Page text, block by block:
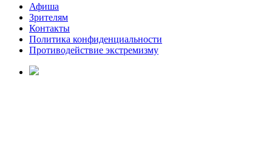
Афиша
Зрителям
Контакты
Политика конфиденциальности
Противодействие экстремизму